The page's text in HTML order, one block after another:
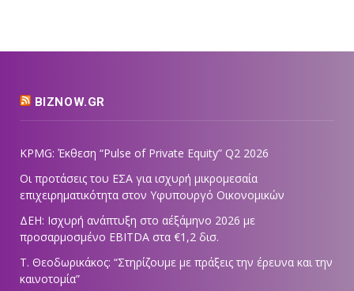
BIZNOW.GR
KPMG: Έκθεση “Pulse of Private Equity” Q2 2026
Οι προτάσεις του ΕΣΑ για ισχυρή μικρομεσαία
επιχειρηματικότητα στον Υφυπουργό Οικονομικών
ΔΕΗ: Ισχυρή ανάπτυξη στο α΄εξάμηνο 2026 με
προσαρμοσμένο EBITDA στα €1,2 δισ.
Τ. Θεοδωρικάκος: “Στηρίζουμε με πράξεις την έρευνα και την
καινοτομία”